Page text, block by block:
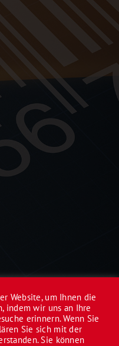
Website, um Ihnen die
indem wir uns an Ihre
erinnern. Wenn Sie
Sie sich mit der
Sie können